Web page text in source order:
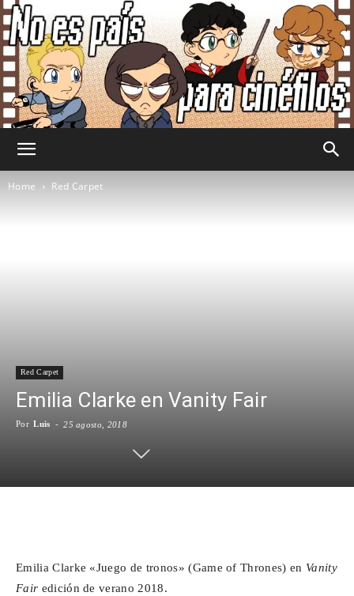
Home Red Carpet
Red Carpet
Emilia Clarke en Vanity Fair
Por Luis - 25 agosto, 2018
Emilia Clarke «Juego de tronos» (Game of Thrones) en Vanity
Fair edición de verano 2018.